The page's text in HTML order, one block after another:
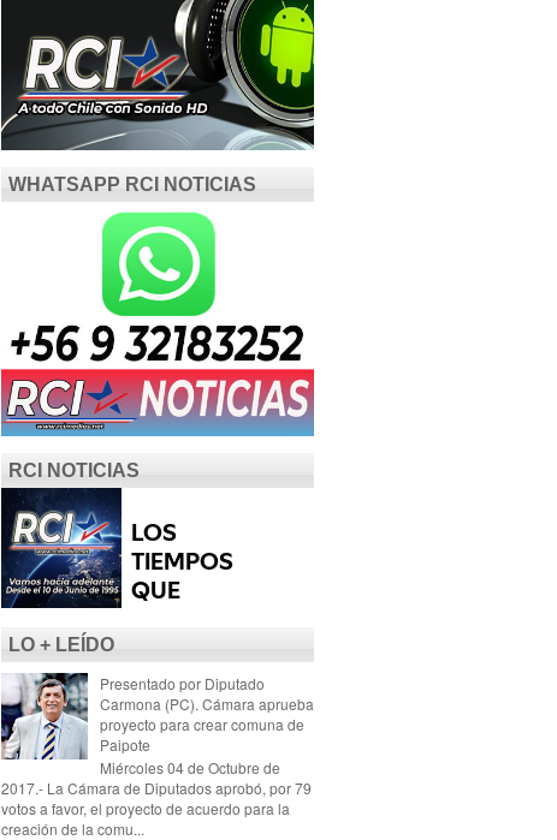
WHATSAPP RCI NOTICIAS
RCI NOTICIAS
LO + LEÍDO
Presentado por Diputado
Carmona (PC). Cámara aprueba
proyecto para crear comuna de
Paipote
Miércoles 04 de Octubre de
2017.- La Cámara de Diputados aprobó, por 79
votos a favor, el proyecto de acuerdo para la
creación de la comu...